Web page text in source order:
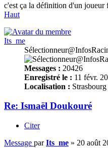
c'est ça la définition d'un joueur
Haut
Its_me
Messages : 20426
Enregistré le : 11 févr.
Localisation : Strasbourg
Re: Ismaël Doukouré
Citer
Message parIts_me » 20 août